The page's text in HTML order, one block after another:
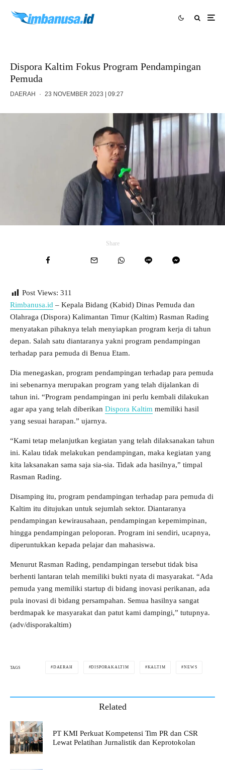
Dispora Kaltim Fokus Program Pendampingan
Pemuda
DAERAH · 23 NOVEMBER 2023 | 09:27
Share
Post Views: 311
Rimbanusa.id – Kepala Bidang (Kabid) Dinas Pemuda dan
Olahraga (Dispora) Kalimantan Timur (Kaltim) Rasman Rading
menyatakan pihaknya telah menyiapkan program kerja di tahun
depan. Salah satu diantaranya yakni program pendampingan
terhadap para pemuda di Benua Etam.
Dia menegaskan, program pendampingan terhadap para pemuda
ini sebenarnya merupakan program yang telah dijalankan di
tahun ini. “Program pendampingan ini perlu kembali dilakukan
agar apa yang telah diberikan Dispora Kaltim memiliki hasil
yang sesuai harapan.” ujarnya.
“Kami tetap melanjutkan kegiatan yang telah dilaksanakan tahun
ini. Kalau tidak melakukan pendampingan, maka kegiatan yang
kita laksanakan sama saja sia-sia. Tidak ada hasilnya,” timpal
Rasman Rading.
Disamping itu, program pendampingan terhadap para pemuda di
Kaltim itu ditujukan untuk sejumlah sektor. Diantaranya
pendampingan kewirausahaan, pendampingan kepemimpinan,
hingga pendampingan peloporan. Program ini sendiri, ucapnya,
diperuntukkan kepada pelajar dan mahasiswa.
Menurut Rasman Rading, pendampingan tersebut tidak bisa
berhenti lantaran telah memiliki bukti nyata di masyarakat. “Ada
pemuda yang memiliki startup di bidang inovasi perikanan, ada
pula inovasi di bidang persampahan. Semua hasilnya sangat
berdmapak ke masyarakat dan patut kami dampingi,” tutupnya.
(adv/disporakaltim)
TAGS DAERAH DISPORAKALTIM KALTIM NEWS
Related
PT KMI Perkuat Kompetensi Tim PR dan CSR
Lewat Pelatihan Jurnalistik dan Keprotokolan